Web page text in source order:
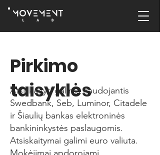
Atsiskaityti galima naudojantis
Swedbank, Seb, Luminor, Citadele
ir Šiaulių bankas elektroninės
bankininkystės paslaugomis.
Atsiskaitymai galimi euro valiuta.
Pirkimo
taisyklės